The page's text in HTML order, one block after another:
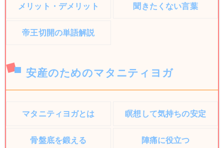
メリット・デメリット 聞きたくない言葉
帝王切開の単語解説
安産のためのマタニティヨガ
マタニティヨガとは 瞑想して気持ちの安定
骨盤底を鍛える 陣痛に役立つ